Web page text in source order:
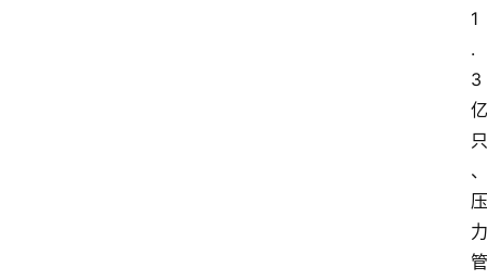
1
.
3
亿
只
、
压
力
管